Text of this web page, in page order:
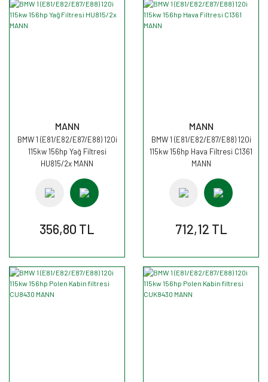
MANN
BMW 1 (E81/E82/E87/E88) 120i
115kw 156hp Yağ Filtresi
HU815/2x MANN
356,80 TL
MANN
BMW 1 (E81/E82/E87/E88) 120i
115kw 156hp Hava Filtresi C1361
MANN
712,12 TL